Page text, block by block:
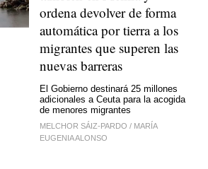
ordena devolver de forma
automática por tierra a los
migrantes que superen las
nuevas barreras
El Gobierno destinará 25 millones
adicionales a Ceuta para la acogida
de menores migrantes
MELCHOR SÁIZ-PARDO / MARÍA
EUGENIA ALONSO